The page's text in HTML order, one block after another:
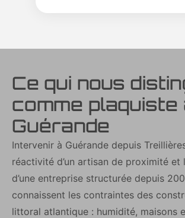
Ce qui nous
comme plaquiste
Guérande
Intervenir à Guérande depuis
réactivité d’un artisan de proximité et
d’une entreprise structurée depuis
connaissent les contraintes des
littoral atlantique : humidité, maisons